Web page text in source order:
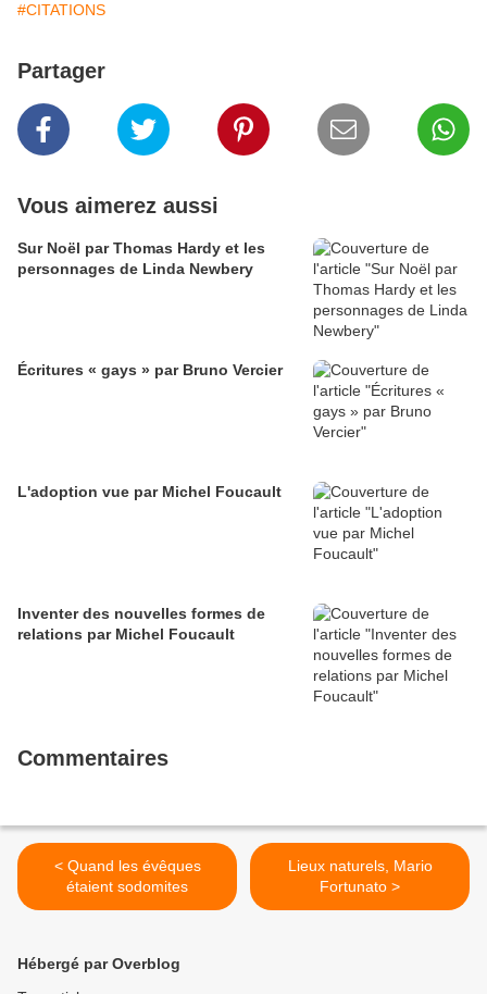
#CITATIONS
Partager
Vous aimerez aussi
Sur Noël par Thomas Hardy et les
personnages de Linda Newbery
Écritures « gays » par Bruno Vercier
L'adoption vue par Michel Foucault
Inventer des nouvelles formes de
relations par Michel Foucault
Commentaires
< Quand les évêques
étaient sodomites
Lieux naturels, Mario
Fortunato >
Hébergé par Overblog